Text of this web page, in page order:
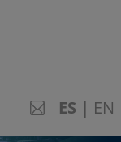
ES | EN